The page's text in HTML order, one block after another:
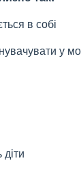
в собі
у